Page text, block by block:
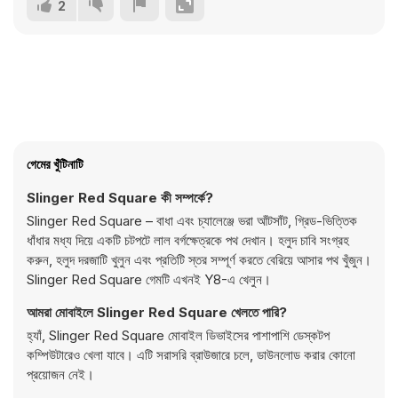
2
গেমের খুঁটিনাটি
Slinger Red Square কী সম্পর্কে?
Slinger Red Square – বাধা এবং চ্যালেঞ্জে ভরা আঁটসাঁট, গ্রিড-ভিত্তিক
ধাঁধার মধ্য দিয়ে একটি চটপটে লাল বর্গক্ষেত্রকে পথ দেখান। হলুদ চাবি সংগ্রহ
করুন, হলুদ দরজাটি খুলুন এবং প্রতিটি স্তর সম্পূর্ণ করতে বেরিয়ে আসার পথ খুঁজুন।
Slinger Red Square গেমটি এখনই Y8-এ খেলুন।
আমরা মোবাইলে Slinger Red Square খেলতে পারি?
হ্যাঁ, Slinger Red Square মোবাইল ডিভাইসের পাশাপাশি ডেস্কটপ
কম্পিউটারেও খেলা যাবে। এটি সরাসরি ব্রাউজারে চলে, ডাউনলোড করার কোনো
প্রয়োজন নেই।